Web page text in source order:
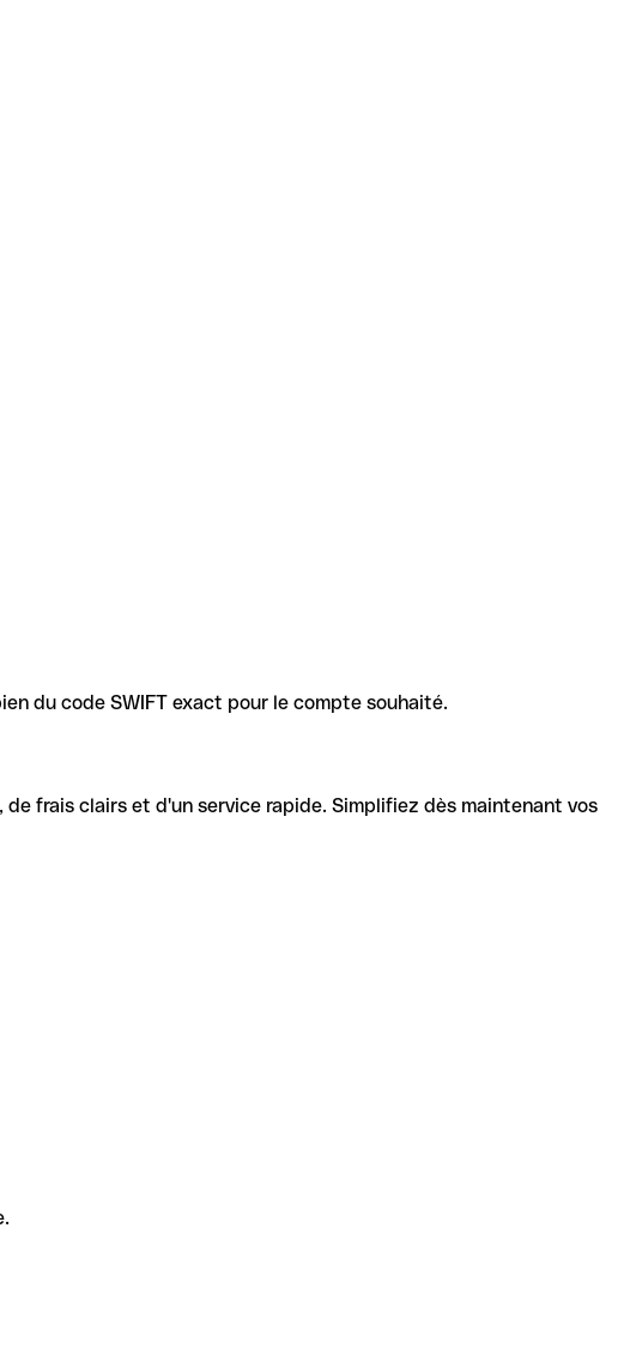
du code SWIFT exact pour le compte souhaité.
frais clairs et d'un service rapide. Simplifiez dès maintenant vos